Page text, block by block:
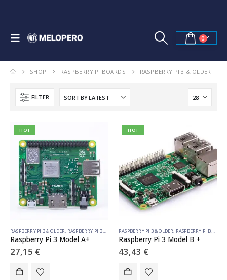
0
SHOP RASPBERRY PI BOARDS RASPBERRY PI 3 & OLDER
FILTER
HOT
RASPBERRY PI 3 & OLDER, RASPBERRY PI BOARDS
Raspberry Pi 3 Model A+
27,15 €
HOT
RASPBERRY PI 3 & OLDER, RASPBERRY PI BOARDS
Raspberry Pi 3 Model B +
43,43 €